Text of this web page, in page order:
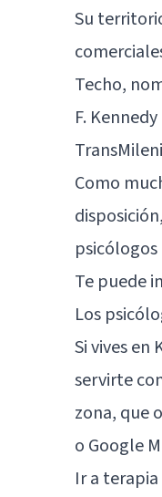
Su
Techo,
F.
Como
Te puede
Los
Si vives
servirte
zona, que
o Google
Ir a